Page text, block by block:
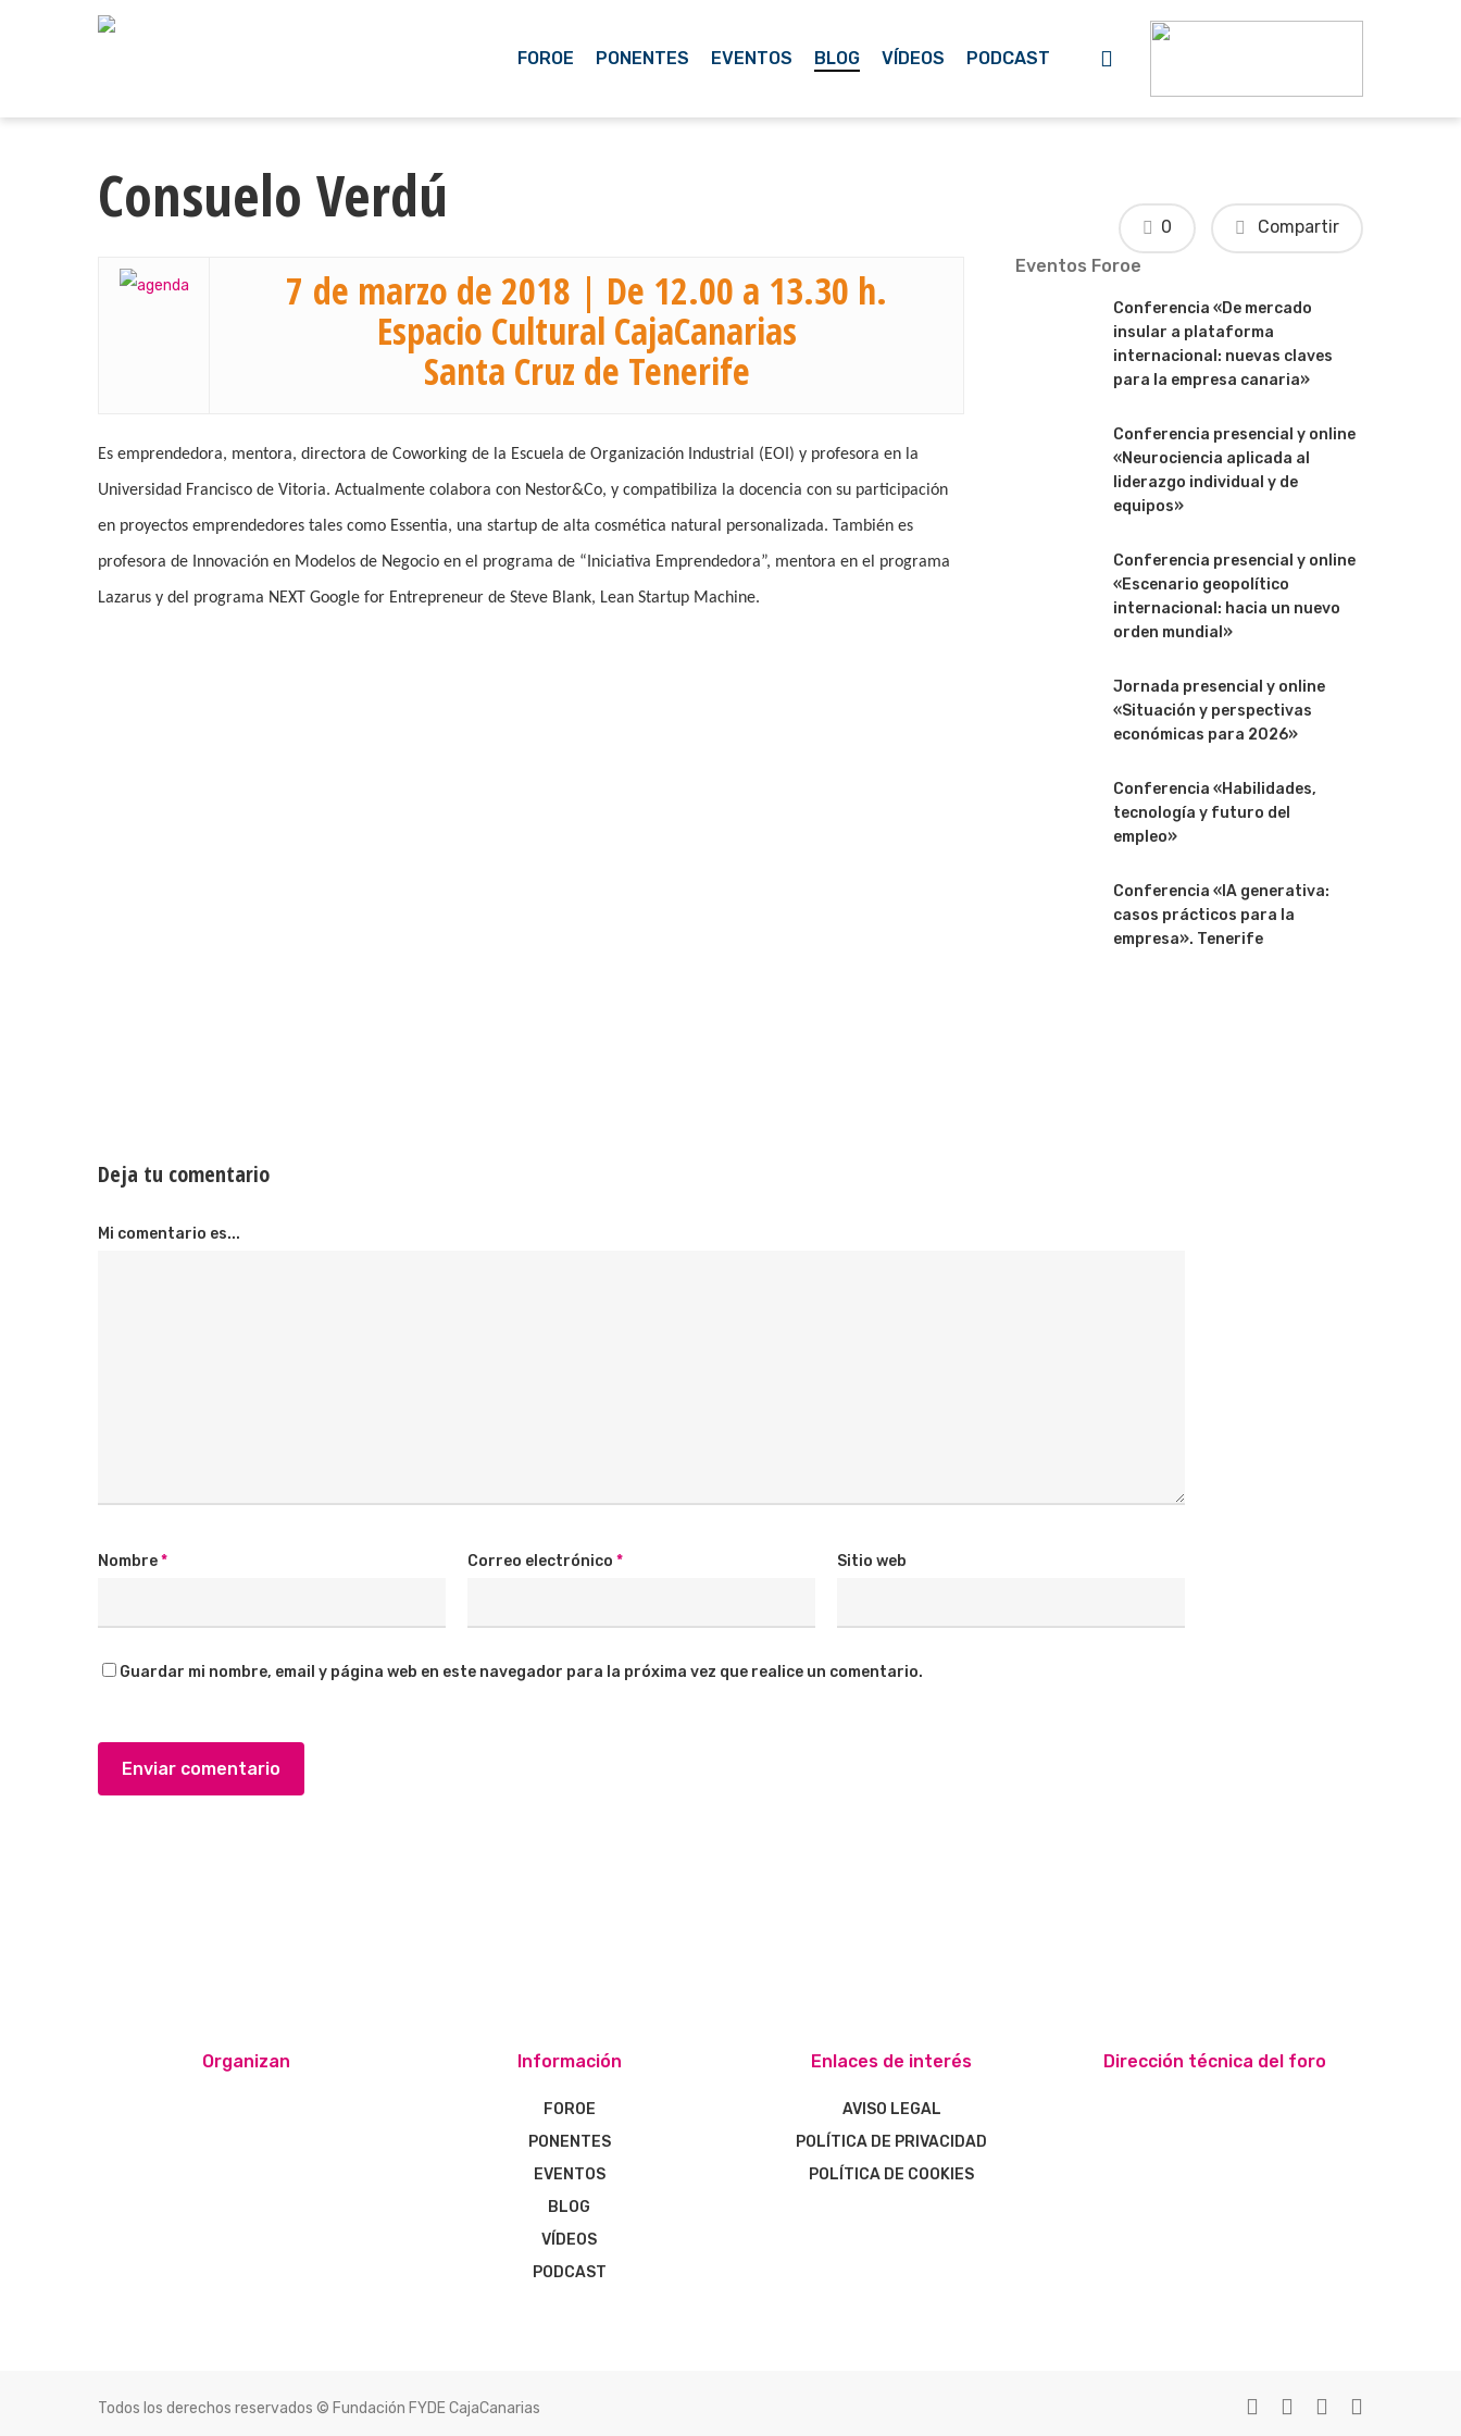
content
Pulsa enter para buscar o ESC para cerrar
FOROE PONENTES EVENTOS BLOG VÍDEOS PODCAST
Consuelo Verdú Compartir
0
7 de marzo de 2018 | De 12.00 a 13.30 h.
Espacio Cultural CajaCanarias
Santa Cruz de Tenerife
Es emprendedora, mentora, directora de Coworking de la Escuela de Organización Industrial (EOI) y profesora en la
Universidad Francisco de Vitoria. Actualmente colabora con Nestor&Co, y compatibiliza la docencia con su participación
en proyectos emprendedores tales como Essentia, una startup de alta cosmética natural personalizada. También es
profesora de Innovación en Modelos de Negocio en el programa de “Iniciativa Emprendedora”, mentora en el programa
Lazarus y del programa NEXT Google for Entrepreneur de Steve Blank, Lean Startup Machine.
Eventos Foroe
Conferencia «De mercado
insular a plataforma
internacional: nuevas claves
para la empresa canaria»
Conferencia presencial y online
«Neurociencia aplicada al
liderazgo individual y de
equipos»
Conferencia presencial y online
«Escenario geopolítico
internacional: hacia un nuevo
orden mundial»
Jornada presencial y online
«Situación y perspectivas
económicas para 2026»
Conferencia «Habilidades,
tecnología y futuro del
empleo»
Conferencia «IA generativa:
casos prácticos para la
empresa». Tenerife
Deja tu comentario
Mi comentario es...
Nombre* Correo electrónico * Sitio web
Guardar mi nombre, email y página web en este navegador para la próxima vez que realice un comentario.
Organizan Información
FOROE
PONENTES
EVENTOS
BLOG
VÍDEOS
PODCAST
Enlaces de interés
AVISO LEGAL
POLÍTICA DE PRIVACIDAD
POLÍTICA DE COOKIES
Dirección técnica del foro
Todos los derechos reservados © Fundación FYDE CajaCanarias twitterfacebookyoutubeinstagram